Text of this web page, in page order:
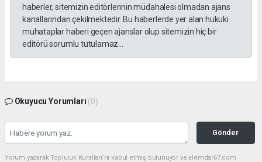
haberler, sitemizin editörlerinin müdahalesi olmadan ajans
kanallarından çekilmektedir. Bu haberlerde yer alan hukuki
muhataplar haberi geçen ajanslar olup sitemizin hiç bir
editörü sorumlu tutulamaz...
Okuyucu Yorumları (0)
Gönder
Yorum yazarak Topluluk Kuralları’nı kabul etmiş bulunuyor ve alemdar67.com